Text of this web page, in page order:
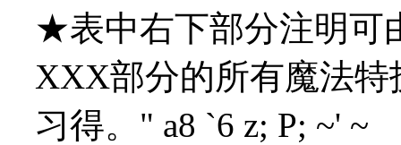
★表中右下部分注明可
XXX部分的所有魔法
习得。 " a8 `6 z; P; ~' ~